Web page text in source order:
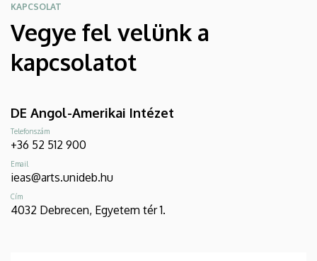
KAPCSOLAT
Vegye fel velünk a
kapcsolatot
DE Angol-Amerikai Intézet
Telefonszám
+36 52 512 900
Email
ieas@arts.unideb.hu
Cím
4032 Debrecen, Egyetem tér 1.